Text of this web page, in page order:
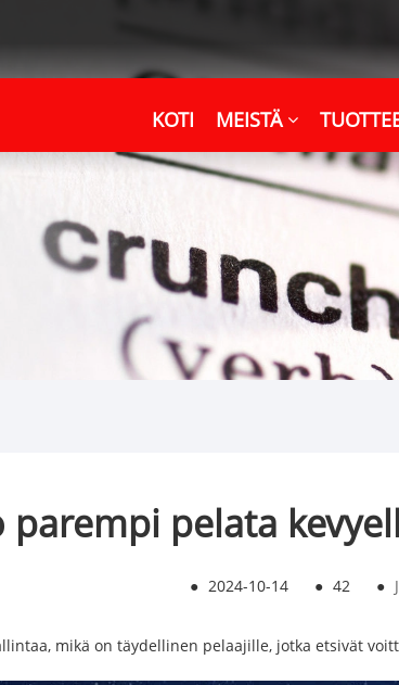
KOTI MEISTÄ
parempi pelata
● 2024-10-14 ● 42 ●
mikä on täydellinen pelaajille, jotka etsivät